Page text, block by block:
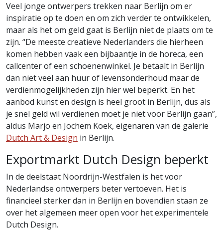
Veel jonge ontwerpers trekken naar Berlijn om er
inspiratie op te doen en om zich verder te ontwikkelen,
maar als het om geld gaat is Berlijn niet de plaats om te
zijn. “De meeste creatieve Nederlanders die hierheen
komen hebben vaak een bijbaantje in de horeca, een
callcenter of een schoenenwinkel. Je betaalt in Berlijn
dan niet veel aan huur of levensonderhoud maar de
verdienmogelijkheden zijn hier wel beperkt. En het
aanbod kunst en design is heel groot in Berlijn, dus als
je snel geld wil verdienen moet je niet voor Berlijn gaan”,
aldus Marjo en Jochem Koek, eigenaren van de galerie
Dutch Art & Design in Berlijn.
Exportmarkt Dutch Design beperkt
In de deelstaat Noordrijn-Westfalen is het voor
Nederlandse ontwerpers beter vertoeven. Het is
financieel sterker dan in Berlijn en bovendien staan ze
over het algemeen meer open voor het experimentele
Dutch Design.